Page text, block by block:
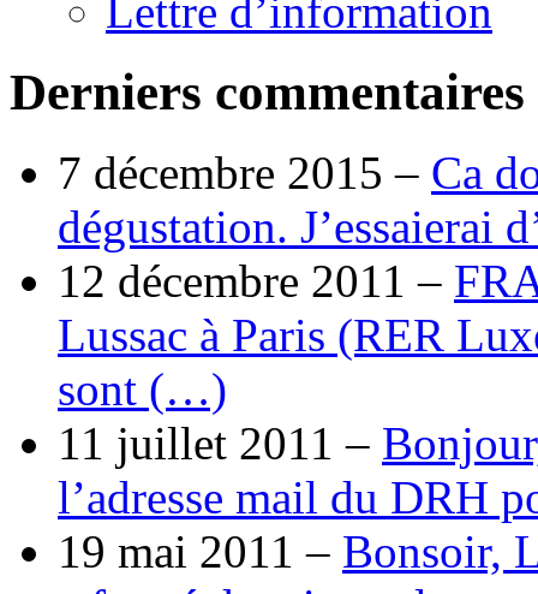
Lettre d’information
Derniers commentaires
7 décembre 2015 – Ca
dégustation. J’essaierai
12 décembre 2011 –
Lussac à Paris (RER
sont (…)
11 juillet 2011 –
l’adresse mail du DRH
19 mai 2011 – Bonsoir,